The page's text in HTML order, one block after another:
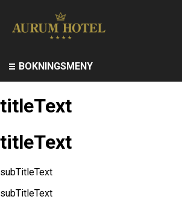
BOKNINGSMENY
titleText
titleText
subTitleText
subTitleText